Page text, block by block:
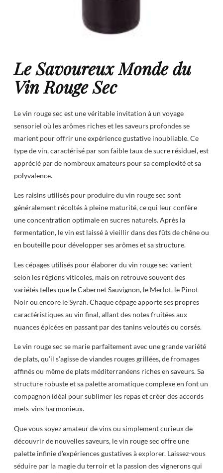
Le Savoureux Monde du
Vin Rouge Sec
Le vin rouge sec est une véritable invitation à un voyage
sensoriel où les arômes riches et les saveurs profondes se
marient pour offrir une expérience gustative inoubliable. Ce
type de vin, caractérisé par son faible taux de sucre résiduel, est
apprécié par de nombreux amateurs pour sa complexité et sa
polyvalence.
Les raisins utilisés pour produire du vin rouge sec sont
généralement récoltés à pleine maturité, ce qui leur confère
une concentration optimale en sucres naturels. Après la
fermentation, le vin est laissé à vieillir dans des fûts de chêne ou
en bouteille pour développer ses arômes et sa structure.
Les cépages utilisés pour élaborer du vin rouge sec varient
selon les régions viticoles, mais on retrouve souvent des
variétés telles que le Cabernet Sauvignon, le Merlot, le Pinot
Noir ou encore le Syrah. Chaque cépage apporte ses propres
caractéristiques au vin final, allant des notes fruitées aux
nuances épicées en passant par des tanins veloutés ou corsés.
Le vin rouge sec se marie parfaitement avec une grande variété
de plats, qu’il s’agisse de viandes rouges grillées, de fromages
affinés ou même de plats méditerranéens riches en saveurs. Sa
structure robuste et sa palette aromatique complexe en font un
compagnon idéal pour sublimer les repas et créer des accords
mets-vins harmonieux.
Que vous soyez amateur de vins ou simplement curieux de
découvrir de nouvelles saveurs, le vin rouge sec offre une
palette infinie d’expériences gustatives à explorer. Laissez-vous
séduire par la magie du terroir et la passion des vignerons qui